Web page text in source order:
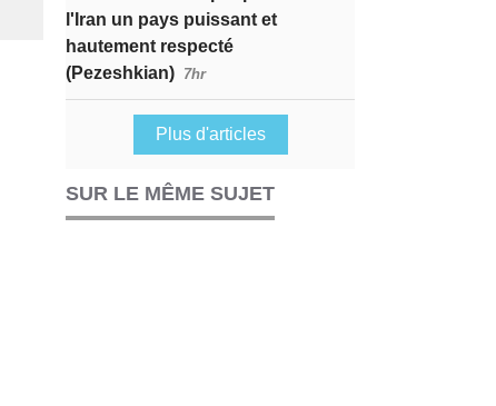
l'Iran un pays puissant et
hautement respecté
(Pezeshkian) 7hr
Plus d'articles
SUR LE MÊME SUJET